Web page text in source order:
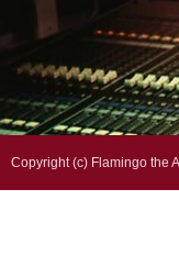
Copyright (c) Flamingo the